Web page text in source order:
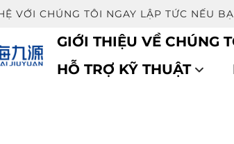
VỚI CHÚNG TÔI NGAY LẬP TỨC NẾU
GIỚI THIỆU VỀ CHÚNG
HỖ TRỢ KỸ THUẬT